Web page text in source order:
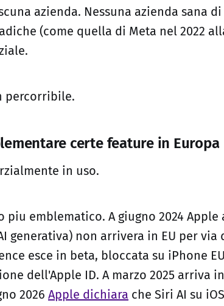
azienda. Nessuna azienda sana
(come quella di Meta nel 2022
percorribile.
certe feature in Europa
in uso.
piu emblematico. A giugno 2024
generativa) non arrivera in EU per via
esce in beta, bloccata su iPhone
dell'Apple ID. A marzo 2025 arriva
2026 Apple dichiara che Siri AI su